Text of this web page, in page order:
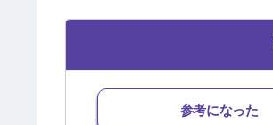
参考になった